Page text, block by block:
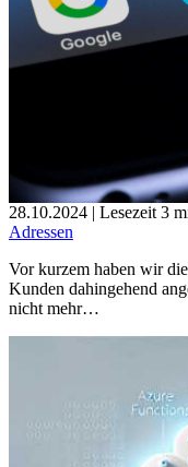
28.10.2024 | Lesezeit 3
Adressen
Vor kurzem haben wir
Kunden dahingehend
nicht mehr…